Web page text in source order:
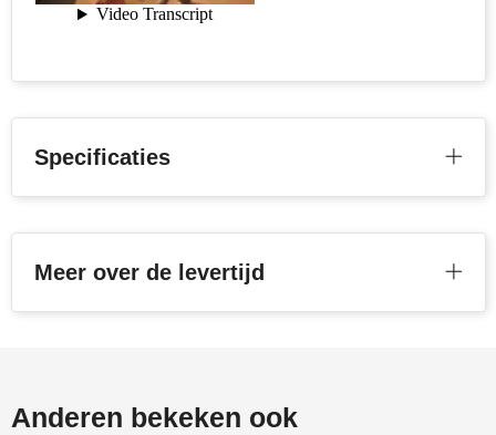
Vinga
Waterman
Specificaties
Meer over de levertijd
Anderen bekeken ook